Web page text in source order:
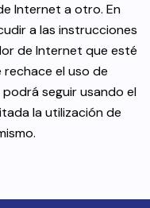
Internet a otro. En
a las instrucciones
de Internet que esté
el uso de
seguir usando el
la utilización de